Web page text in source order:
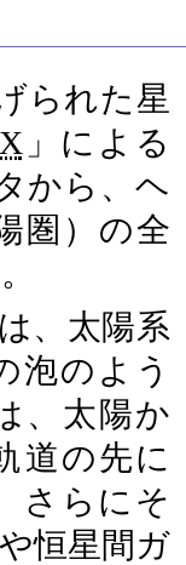
られた星
」による
から、ヘ
圏）の全
、太陽系
泡のよう
、太陽か
道の先に
さらにそ
恒星間ガ